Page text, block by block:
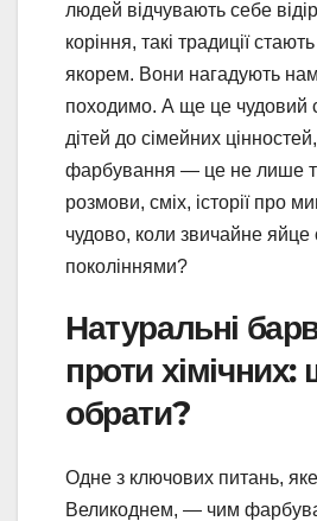
людей відчувають себе
коріння, такі традиції
якорем. Вони нагадують
походимо. А ще це чудовий
дітей до сімейних
фарбування — це не лише
розмови, сміх, історії про
чудово, коли звичайне
поколіннями?
Натуральні
проти хімічних:
обрати?
Одне з ключових питань,
Великоднем, — чим